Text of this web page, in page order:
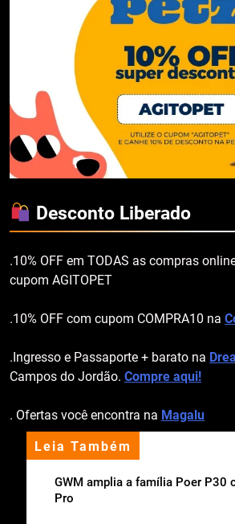
Leia Também
GWM amplia a família Poer P30
Pro
Desconto Liberado
.10% OFF em TODAS as compras
cupom AGITOPET
.10% OFF com cupom COMPRA10 na
.Ingresso e Passaporte + barato na
Campos do Jordão. Compre aqui!
. Ofertas você encontra na Magalu
apoio institucional